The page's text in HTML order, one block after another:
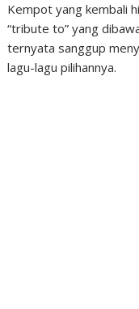
Kempot yang kembali
“tribute to” yang
ternyata sanggup
lagu-lagu pilihannya.